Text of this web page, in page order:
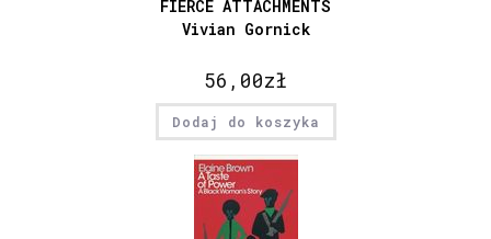
FIERCE ATTACHMENTS
Vivian Gornick
56,00zł
Dodaj do koszyka